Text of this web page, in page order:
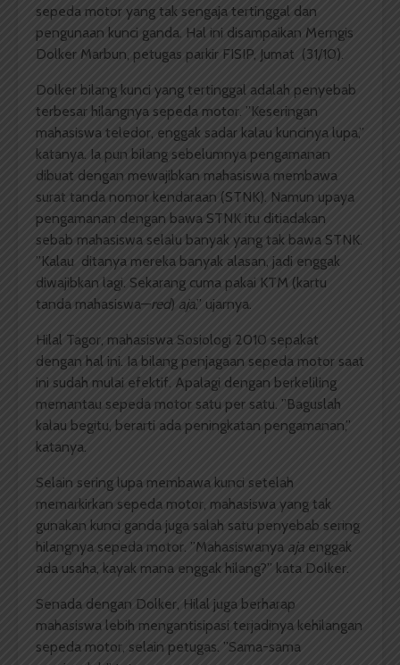
sepeda motor yang tak sengaja tertinggal dan
pengunaan kunci ganda. Hal ini disampaikan Merngis
Dolker Marbun, petugas parkir FISIP, Jumat (31/10).
Dolker bilang kunci yang tertinggal adalah penyebab
terbesar hilangnya sepeda motor. ”Keseringan
mahasiswa teledor, enggak sadar kalau kuncinya lupa,”
katanya. Ia pun bilang sebelumnya pengamanan
dibuat dengan mewajibkan mahasiswa membawa
surat tanda nomor kendaraan (STNK). Namun upaya
pengamanan dengan bawa STNK itu ditiadakan
sebab mahasiswa selalu banyak yang tak bawa STNK.
”Kalau ditanya mereka banyak alasan, jadi enggak
diwajibkan lagi. Sekarang cuma pakai KTM (kartu
tanda mahasiswa—red) aja,” ujarnya.
Hilal Tagor, mahasiswa Sosiologi 2010 sepakat
dengan hal ini. Ia bilang penjagaan sepeda motor saat
ini sudah mulai efektif. Apalagi dengan berkeliling
memantau sepeda motor satu per satu. ”Baguslah
kalau begitu, berarti ada peningkatan pengamanan,”
katanya.
Selain sering lupa membawa kunci setelah
memarkirkan sepeda motor, mahasiswa yang tak
gunakan kunci ganda juga salah satu penyebab sering
hilangnya sepeda motor. ”Mahasiswanya aja enggak
ada usaha, kayak mana enggak hilang?” kata Dolker.
Senada dengan Dolker, Hilal juga berharap
mahasiswa lebih mengantisipasi terjadinya kehilangan
sepeda motor, selain petugas. ”Sama-sama